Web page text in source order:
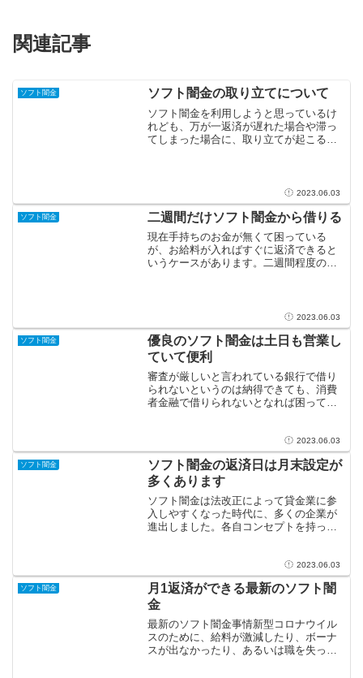
関連記事
ソフト闇金 ソフト闇金の取り立てについて
ソフト闇金を利用しようと思っているけ
れども、万が一返済が遅れた場合や滞っ
てしまった場合に、取り立てが起こるの
2023.06.03
ソフト闇金 二週間だけソフト闇金から借りる
現在手持ちのお金が無くて困っている
が、お給料が入ればすぐに返済できると
いうケースがあります。二週間程度の期
に返せるあてがある人は、ス... 2023.06.03
ソフト闇金
優良のソフト闇金は土日も営業し
ていて便利
審査が厳しいと言われている銀行で借り
られないというのは納得できても、消費
者金融で借りられないとなれば困ってし
があるかもしれませんが、審査は一応あ
りますし保証人が必要とな...
2023.06.03
ソフト闇金
ソフト闇金の返済日は月末設定が
多くあります
ソフト闇金は法改正によって貸金業に参
入しやすくなった時代に、多くの企業が
進出しました。各自コンセプトを持って
やすい金額の貸し出しをすることで収益
モデルを作る方式だったの...
2023.06.03
ソフト闇金
月1返済ができる最新のソフト闇
金
最新のソフト闇金事情新型コロナウイル
スのために、給料が激減したり、ボーナ
スが出なかったり、あるいは職を失って